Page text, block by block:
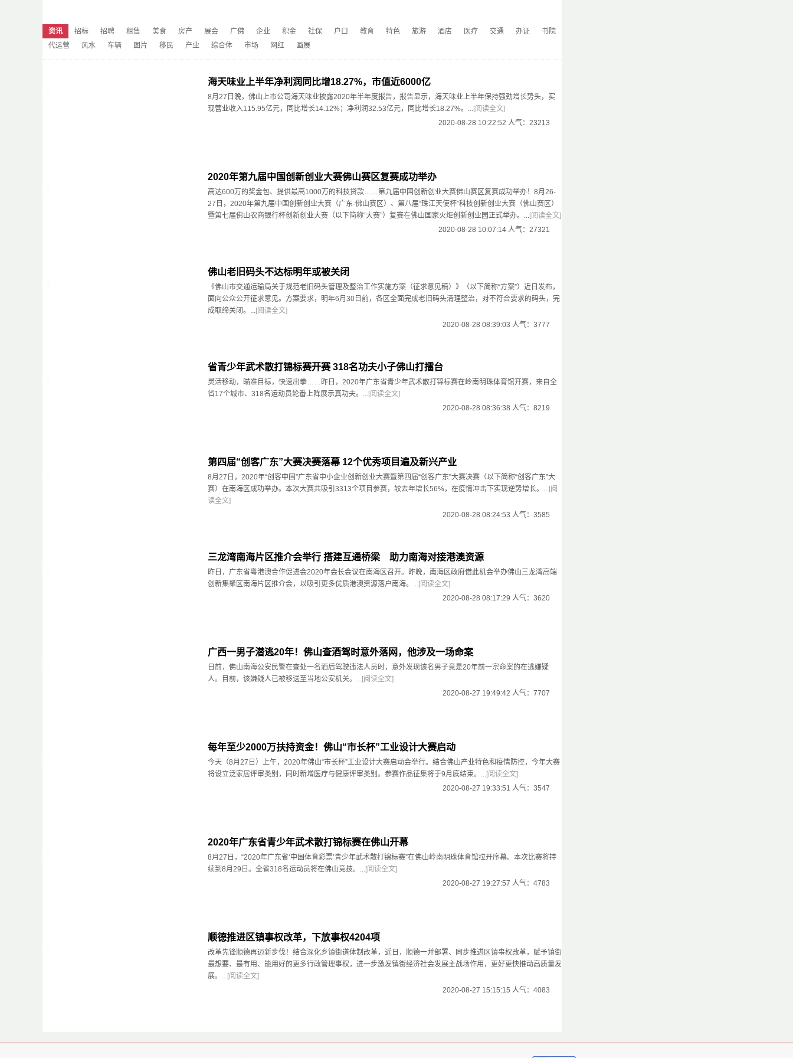
资讯 招标 招聘 租售 美食 房产 展会 广佛 企业 积金 社保 户口 教育 特色 旅游 酒店 医疗 交通 办证
书院
代运营
风水 车辆 图片 移民 产业 综合体 市场 网红 画展
海天味业上半年净利润同比增18.27%，市值近6000亿
8月27日晚，佛山上市公司海天味业披露2020年半年度报告，报告显示，海天味业上半年保持强劲增长势头，实
现营业收入115.95亿元，同比增长14.12%；净利润32.53亿元，同比增长18.27%。...[阅读全文]
2020-08-28 10:22:52 人气：23213
2020年第九届中国创新创业大赛佛山赛区复赛成功举办
高达600万的奖金包、提供最高1000万的科技贷款……第九届中国创新创业大赛佛山赛区复赛成功举办！8月26-
27日，2020年第九届中国创新创业大赛（广东·佛山赛区）、第八届“珠江天使杯”科技创新创业大赛（佛山赛区）
暨第七届佛山农商银行杯创新创业大赛（以下简称“大赛”）复赛在佛山国家火炬创新创业园正式举办。...[阅读全文]
2020-08-28 10:07:14 人气：27321
佛山老旧码头不达标明年或被关闭
《佛山市交通运输局关于规范老旧码头管理及整治工作实施方案（征求意见稿）》（以下简称“方案”）近日发布，
面向公众公开征求意见。方案要求，明年6月30日前，各区全面完成老旧码头清理整治，对不符合要求的码头，完
成取缔关闭。...[阅读全文]
2020-08-28 08:39:03 人气：3777
省青少年武术散打锦标赛开赛 318名功夫小子佛山打擂台
灵活移动，瞄准目标，快速出拳……昨日，2020年广东省青少年武术散打锦标赛在岭南明珠体育馆开赛，来自全
省17个城市、318名运动员轮番上阵展示真功夫。...[阅读全文]
2020-08-28 08:36:38 人气：8219
第四届“创客广东”大赛决赛落幕 12个优秀项目遍及新兴产业
8月27日，2020年“创客中国”广东省中小企业创新创业大赛暨第四届“创客广东”大赛决赛（以下简称“创客广东”大
赛）在南海区成功举办。本次大赛共吸引3313个项目参赛，较去年增长56%，在疫情冲击下实现逆势增长。...[阅
读全文]
2020-08-28 08:24:53 人气：3585
三龙湾南海片区推介会举行 搭建互通桥梁 助力南海对接港澳资源
昨日，广东省粤港澳合作促进会2020年会长会议在南海区召开。昨晚，南海区政府借此机会举办佛山三龙湾高端
创新集聚区南海片区推介会，以吸引更多优质港澳资源落户南海。...[阅读全文]
2020-08-28 08:17:29 人气：3620
广西一男子潜逃20年！佛山查酒驾时意外落网，他涉及一场命案
日前，佛山南海公安民警在查处一名酒后驾驶违法人员时，意外发现该名男子竟是20年前一宗命案的在逃嫌疑
人。目前，该嫌疑人已被移送至当地公安机关。...[阅读全文]
2020-08-27 19:49:42 人气：7707
每年至少2000万扶持资金！佛山“市长杯”工业设计大赛启动
今天（8月27日）上午，2020年佛山“市长杯”工业设计大赛启动会举行。结合佛山产业特色和疫情防控，今年大赛
将设立泛家居评审类别，同时新增医疗与健康评审类别。参赛作品征集将于9月底结束。...[阅读全文]
2020-08-27 19:33:51 人气：3547
2020年广东省青少年武术散打锦标赛在佛山开幕
8月27日，“2020年广东省‘中国体育彩票’青少年武术散打锦标赛”在佛山岭南明珠体育馆拉开序幕。本次比赛将持
续到8月29日。全省318名运动员将在佛山竞技。...[阅读全文]
2020-08-27 19:27:57 人气：4783
顺德推进区镇事权改革，下放事权4204项
改革先锋顺德再迈新步伐！结合深化乡镇街道体制改革，近日，顺德一并部署、同步推进区镇事权改革，赋予镇街
最想要、最有用、能用好的更多行政管理事权，进一步激发镇街经济社会发展主战场作用，更好更快推动高质量发
展。...[阅读全文]
2020-08-27 15:15:15 人气：4083